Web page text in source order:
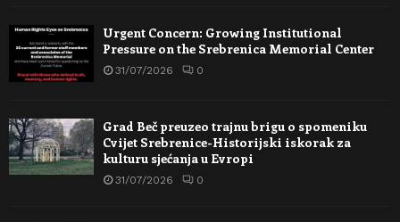
Urgent Concern: Growing Institutional
Pressure on the Srebrenica Memorial Center
31/07/2026 0
Grad Beč preuzeo trajnu brigu o spomeniku
Cvijet Srebrenice-Historijski iskorak za
kulturu sjećanja u Evropi
31/07/2026 0